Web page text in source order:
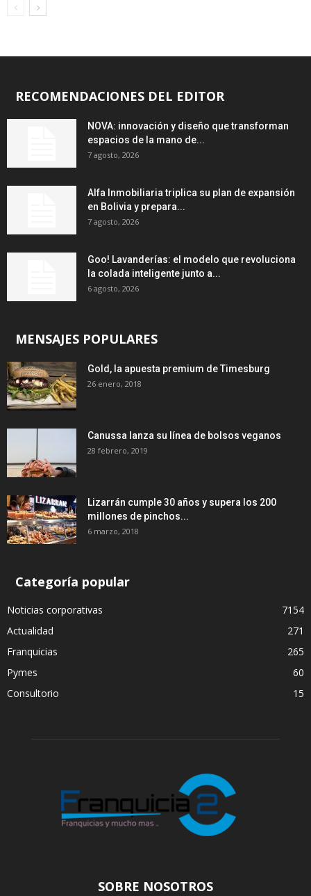
RECOMENDACIONES DEL EDITOR
NOVA: innovación y diseño que transforman
espacios de la mano de...
7 agosto, 2026
Alfa Inmobiliaria triplica su plan de expansión
en Bolivia y prepara...
7 agosto, 2026
Goo! Lavanderías: el modelo que revoluciona
la colada inteligente junto a...
6 agosto, 2026
MENSAJES POPULARES
Gold, la apuesta premium de Timesburg
26 enero, 2018
Canussa lanza su línea de bolsos veganos
28 febrero, 2019
Lizarrán cumple 30 años y supera los 200
millones de pinchos...
6 marzo, 2018
Categoría popular
Noticias corporativas
7154
Actualidad
271
Franquicias
265
Pymes
60
Consultorio
15
SOBRE NOSOTROS